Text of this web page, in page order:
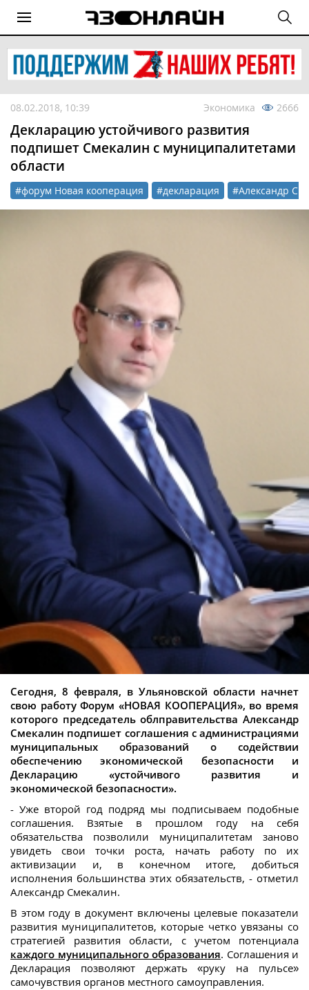
08.02.2018, 10:39 Экономика 2666
Декларацию устойчивого развития
подпишет Смекалин с муниципалитетами
области
#форум Новая кооперация #декларация #Александр
Сегодня, 8 февраля, в Ульяновской области начнет
свою работу Форум «НОВАЯ КООПЕРАЦИЯ», во время
которого председатель облправительства Александр
Смекалин подпишет соглашения с администрациями
муниципальных образований о содействии
обеспечению экономической безопасности и
Декларацию «устойчивого развития и
экономической безопасности».
- Уже второй год подряд мы подписываем подобные
соглашения. Взятые в прошлом году на себя
обязательства позволили муниципалитетам заново
увидеть свои точки роста, начать работу по их
активизации и, в конечном итоге, добиться
исполнения большинства этих обязательств, - отметил
Александр Смекалин.
В этом году в документ включены целевые показатели
развития муниципалитетов, которые четко увязаны со
стратегией развития области, с учетом потенциала
каждого муниципального образования. Соглашения и
Декларация позволяют держать «руку на пульсе»
самочувствия органов местного самоуправления.